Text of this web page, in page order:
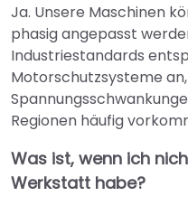
Ja. Unsere Maschinen
phasig angepasst
Industriestandards
Motorschutzsysteme
Regionen häufig
Was ist, wenn ich
Werkstatt habe?